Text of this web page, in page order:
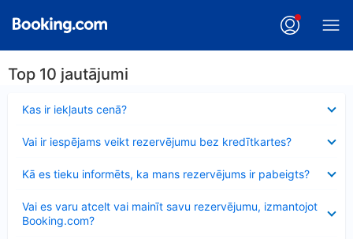
Top 10 jautājumi
Kas ir iekļauts cenā?
Vai ir iespējams veikt rezervējumu bez kredītkartes?
Kā es tieku informēts, ka mans rezervējums ir pabeigts?
Vai es varu atcelt vai mainīt savu rezervējumu, izmantojot
Booking.com?